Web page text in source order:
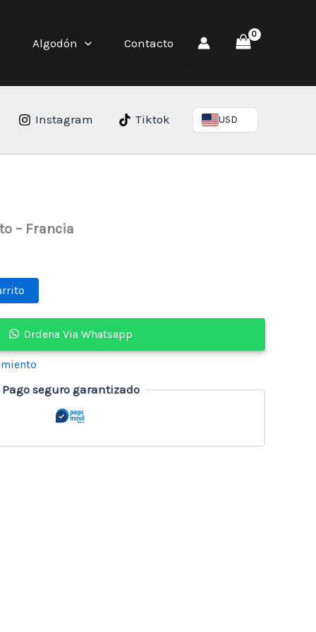
Algodón Contacto
Instagram Tiktok USD
– Francia
Ordena Via Whatsapp
Pago seguro garantizado